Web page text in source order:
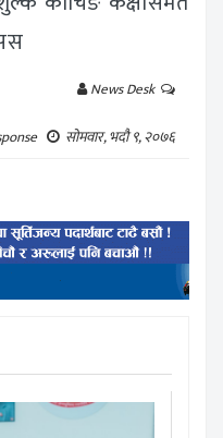
News Desk
सोमवार, भदौ ९, २०७६